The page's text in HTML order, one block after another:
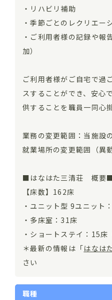
・リハビリ補助
・季節ごとのレクリエー
・ご利用者様の記録や報
加）
ご利用者様がご自宅で過
スすることができ、安心
供することを職員一同心
業務の変更範囲：当施設
就業場所の変更範囲（異
■はなはた三清荘 概要
【床数】162床
・ユニット型 9ユニット
・多床室：31床
・ショートステイ：15床
＊最新の情報は「はなは
さい
職種